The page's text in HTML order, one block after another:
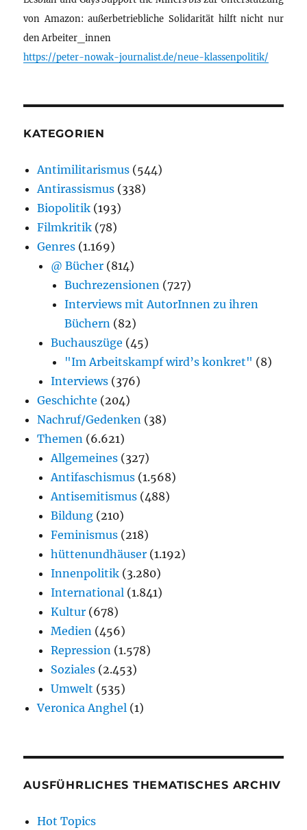
von Amazon: außerbetriebliche Solidarität hilft nicht nur
den Arbeiter_innen
https://peter-nowak-journalist.de/neue-klassenpolitik/
KATEGORIEN
Antimilitarismus (544)
Antirassismus (338)
Biopolitik (193)
Filmkritik (78)
Genres (1.169)
@ Bücher (814)
Buchrezensionen (727)
Interviews mit AutorInnen zu ihren
Büchern (82)
Buchauszüge (45)
"Im Arbeitskampf wird’s konkret" (8)
Interviews (376)
Geschichte (204)
Nachruf/Gedenken (38)
Themen (6.621)
Allgemeines (327)
Antifaschismus (1.568)
Antisemitismus (488)
Bildung (210)
Feminismus (218)
hüttenundhäuser (1.192)
Innenpolitik (3.280)
International (1.841)
Kultur (678)
Medien (456)
Repression (1.578)
Soziales (2.453)
Umwelt (535)
Veronica Anghel (1)
AUSFÜHRLICHES THEMATISCHES ARCHIV
Hot Topics